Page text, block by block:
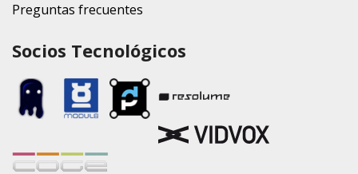
Preguntas frecuentes
Socios Tecnológicos